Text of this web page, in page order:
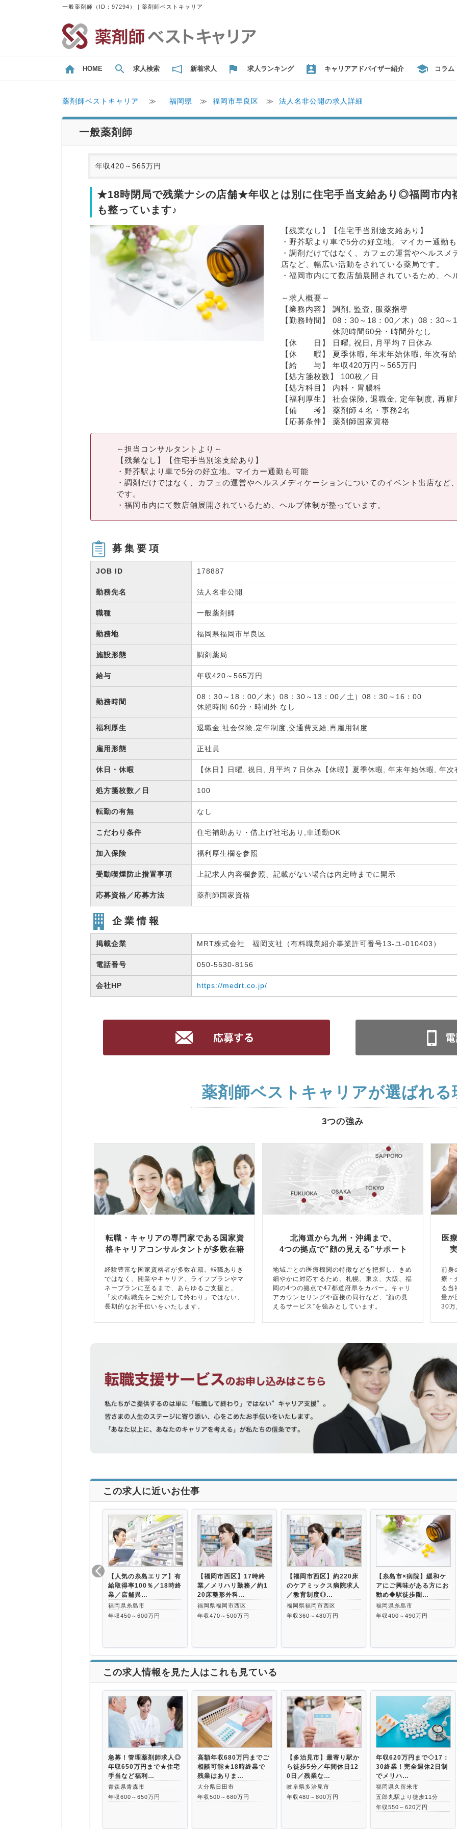
一般薬剤師（ID：97294）｜薬剤師ベストキャリア
HOME 求人検索 新着求人 求人ランキング キャリアアドバイザー紹介 コラム
薬剤師ベストキャリア ≫ 福岡県 ≫ 福岡市早良区 ≫ 法人名非公開の求人詳細
一般薬剤師
年収420～565万円
★18時閉局で残業ナシの店舗★年収とは別に住宅手当支給あり◎福岡市内
も整っています♪
【残業なし】【住宅手当別途支給あり】
・野芥駅より車で5分の好立地。マイカー通勤
・調剤だけではなく、カフェの運営やヘルス
店など、幅広い活動をされている薬局です。
・福岡市内にて数店舗展開されているため、
～求人概要～
【業務内容】 調剤, 監査, 服薬指導
【勤務時間】 08：30～18：00／木）08：30
休憩時間60分・時間外なし
【休　　日】 日曜, 祝日, 月平均７日休み
【給　　与】 年収420万円～565万円
【処方箋枚数】 100枚／日
【処方科目】 内科・胃腸科
【福利厚生】 社会保険, 退職金, 定年制度, 再
【備　　考】 薬剤師４名・事務2名
【応募条件】 薬剤師国家資格
～担当コンサルタントより～
【残業なし】【住宅手当別途支給あり】
・野芥駅より車で5分の好立地。マイカー通勤も可能
・調剤だけではなく、カフェの運営やヘルスメディケーションについてのイベント出店など
です。
・福岡市内にて数店舗展開されているため、ヘルプ体制が整っています。
募集要項
JOB ID 178887
勤務先名 法人名非公開
職種 一般薬剤師
勤務地 福岡県福岡市早良区
施設形態 調剤薬局
給与 年収420～565万円
勤務時間
08：30～18：00／木）08：30～13：00／土）08：30～16：00
休憩時間 60分・時間外 なし
福利厚生 退職金,社会保険,定年制度,交通費支給,再雇用制度
雇用形態 正社員
休日・休暇 【休日】日曜, 祝日, 月平均７日休み【休暇】夏季休暇, 年末年始休暇, 年
処方箋枚数／日 100
転勤の有無 なし
こだわり条件 住宅補助あり・借上げ社宅あり,車通勤OK
加入保険 福利厚生欄を参照
受動喫煙防止措置事項 上記求人内容欄参照、記載がない場合は内定時までに開示
応募資格／応募方法 薬剤師国家資格
企業情報
掲載企業 MRT株式会社 福岡支社（有料職業紹介事業許可番号13-ユ-010403）
電話番号 050-5530-8156
会社HP https://medrt.co.jp/
薬剤師ベストキャリアが選ばれる
3つの強み
転職・キャリアの専門家である国家資
格キャリアコンサルタントが多数在籍
経験豊富な国家資格者が多数在籍。転職ありき
ではなく、開業やキャリア、ライフプランやマ
ネープランに至るまで、あらゆるご支援と、
「次の転職先をご紹介して終わり」ではない、
長期的なお手伝いをいたします。
北海道から九州・沖縄まで、
4つの拠点で”顔の見える”サポート
地域ごとの医療機関の特徴などを把握し、きめ
細やかに対応するため、札幌、東京、大阪、福
岡の4つの拠点で47都道府県をカバー。キャリ
アカウンセリングや面接の同行など、”顔の見
えるサービス”を強みとしています。
医
前身
療・
る当
量が
30万
この求人に近いお仕事
【人気の糸島エリア】有
給取得率100％／18時終
業／店舗異…
福岡県糸島市
年収450～600万円
【福岡市西区】17時終
業／メリハリ勤務／約1
20床整形外科…
福岡県福岡市西区
年収470～500万円
【福岡市西区】約220床
のケアミックス病院求人
／教育制度◎…
福岡県福岡市西区
年収360～480万円
【糸島市×病院】緩和ケ
アにご興味がある方にお
勧め◆駅徒歩圏…
福岡県糸島市
年収400～490万円
この求人情報を見た人はこれも見ている
急募！管理薬剤師求人◎
年収650万円まで★住宅
手当など福利…
青森県青森市
年収600～650万円
高額年収680万円までご
相談可能★18時終業で
残業はありま…
大分県日田市
年収500～680万円
【多治見市】最寄り駅か
ら徒歩5分／年間休日12
0日／残業な…
岐阜県多治見市
年収480～800万円
年収620万円まで◇17：
30終業！完全週休2日制
でメリハ…
福岡県久留米市
五郎丸駅より徒歩11分
年収550～620万円